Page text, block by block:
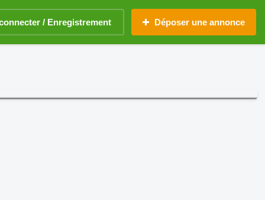
/ Enregistrement Déposer une annonce